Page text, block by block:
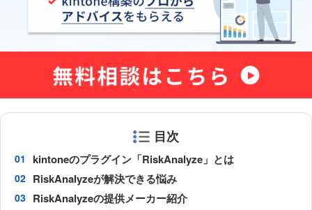
目次
kintoneのプラグイン「RiskAnalyze」とは
RiskAnalyzeが解決できる悩み
RiskAnalyzeの提供メーカー紹介